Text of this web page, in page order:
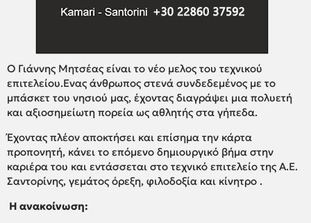
Ο Γιάννης Μητσέας είναι το νέο μελος του τεχνικού
επιτελείου.Ενας άνθρωπος στενά συνδεδεμένος με το
μπάσκετ του νησιού μας, έχοντας διαγράψει μια πολυετή
και αξιοσημείωτη πορεία ως αθλητής στα γήπεδα.
Έχοντας πλέον αποκτήσει και επίσημα την κάρτα
προπονητή, κάνει το επόμενο δημιουργικό βήμα στην
καριέρα του και εντάσσεται στο τεχνικό επιτελείο της Α.Ε.
Σαντορίνης, γεμάτος όρεξη, φιλοδοξία και κίνητρο .
Η ανακοίνωση: